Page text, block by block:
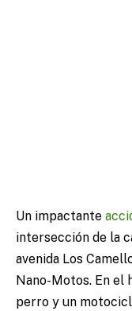
Un impactante
intersección de la
avenida Los
Nano-Motos. En el
perro y un